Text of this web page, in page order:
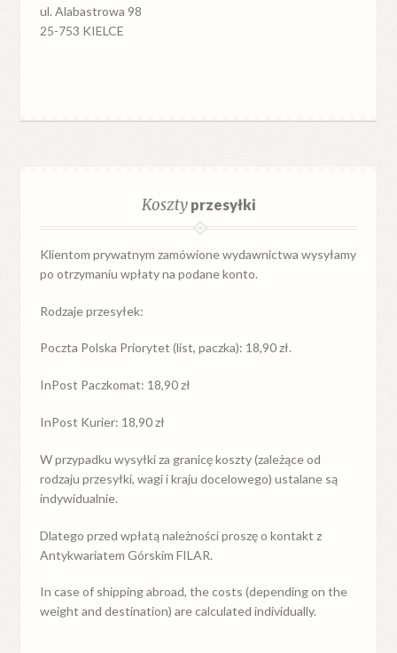
ul. Alabastrowa 98
25-753 KIELCE
Kosztyprzesyłki
Klientom prywatnym zamówione wydawnictwa wysyłamy
po otrzymaniu wpłaty na podane konto.
Rodzaje przesyłek:
Poczta Polska Priorytet (list, paczka): 18,90 zł.
InPost Paczkomat: 18,90 zł
InPost Kurier: 18,90 zł
W przypadkuwysyłkiza granicękoszty (zależące od
rodzaju przesyłki, wagi i kraju docelowego) ustalane są
indywidualnie.
Dlatego przed wpłatą należności proszę o kontakt z
Antykwariatem Górskim FILAR.
In case of shipping abroad, the costs (depending on the
weight and destination) are calculated individually.